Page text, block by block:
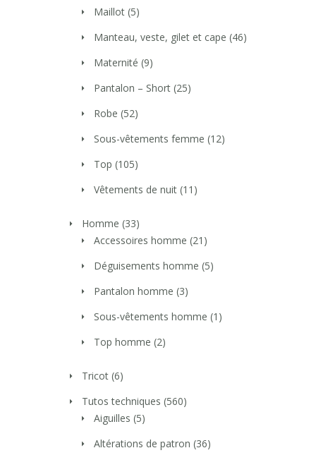
Maillot (5)
Manteau, veste, gilet et cape (46)
Maternité (9)
Pantalon – Short (25)
Robe (52)
Sous-vêtements femme (12)
Top (105)
Vêtements de nuit (11)
Homme (33)
Accessoires homme (21)
Déguisements homme (5)
Pantalon homme (3)
Sous-vêtements homme (1)
Top homme (2)
Tricot (6)
Tutos techniques (560)
Aiguilles (5)
Altérations de patron (36)